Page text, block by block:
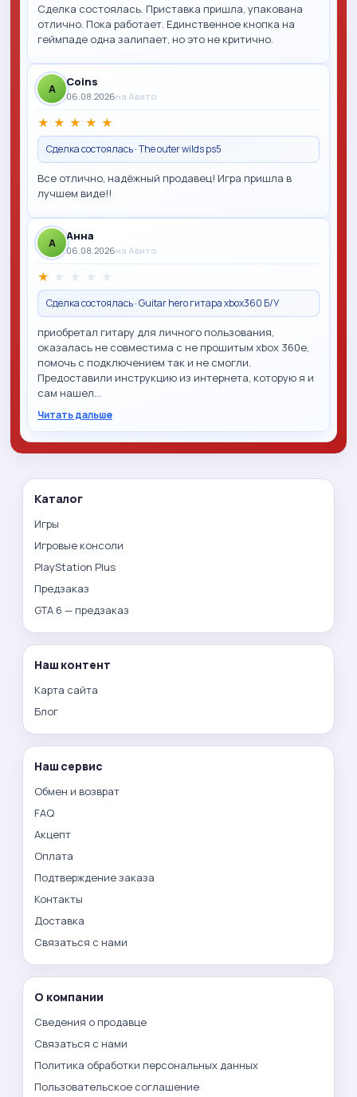
Сделка состоялась. Приставка пришла, упакована
отлично. Пока работает. Единственное кнопка на
геймпаде одна залипает, но это не критично.
A Coins
06.08.2026на Авито
★ ★ ★ ★ ★
Сделка состоялась · The outer wilds ps5
Все отлично, надёжный продавец! Игра пришла в
лучшем виде!!
A Анна
06.08.2026на Авито
★ ★ ★ ★ ★
Сделка состоялась · Guitar hero гитара xbox360 Б/У
приобретал гитару для личного пользования,
оказалась не совместима с не прошитым xbox 360e,
помочь с подключением так и не смогли.
Предоставили инструкцию из интернета, которую я и
сам нашел…
Читать дальше
Каталог
Игры
Игровые консоли
PlayStation Plus
Предзаказ
GTA 6 — предзаказ
Наш контент
Карта сайта
Блог
Наш сервис
Обмен и возврат
FAQ
Акцепт
Оплата
Подтверждение заказа
Контакты
Доставка
Связаться с нами
О компании
Сведения о продавце
Связаться с нами
Политика обработки персональных данных
Пользовательское соглашение